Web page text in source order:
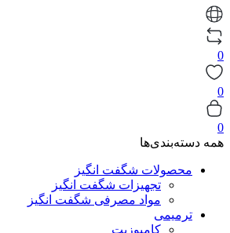
0
0
0
همه دسته‌بندی‌ها
محصولات شگفت انگیز
تجهیزات شگفت انگیز
مواد مصرفی شگفت انگیز
ترمیمی
کامپوزیت